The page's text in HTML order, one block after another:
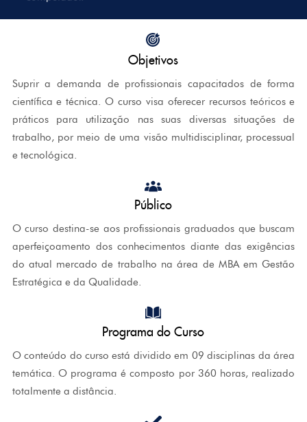
Objetivos
Suprir a demanda de profissionais capacitados de forma
científica e técnica. O curso visa oferecer recursos teóricos e
práticos para utilização nas suas diversas situações de
trabalho, por meio de uma visão multidisciplinar, processual
e tecnológica.
Público
O curso destina-se aos profissionais graduados que buscam
aperfeiçoamento dos conhecimentos diante das exigências
do atual mercado de trabalho na área de MBA em Gestão
Estratégica e da Qualidade.
Programa do Curso
O conteúdo do curso está dividido em 09 disciplinas da área
temática. O programa é composto por 360 horas, realizado
totalmente a distância.